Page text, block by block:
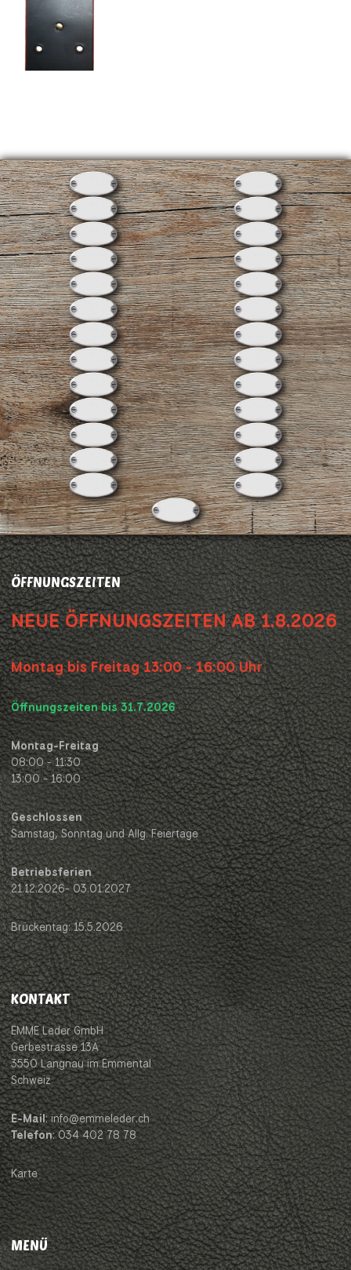
ÖFFNUNGSZEITEN
NEUE ÖFFNUNGSZEITEN AB 1.8.2026
Montag bis Freitag 13:00 - 16:00 Uhr
Öffnungszeiten bis 31.7.2026
Montag-Freitag
08:00 - 11:30
13:00 - 16:00
Geschlossen
Samstag, Sonntag und Allg. Feiertage
Betriebsferien
21.12.2026- 03.01.2027
Brückentag: 15.5.2026
KONTAKT
EMME Leder GmbH
Gerbestrasse 13A
3550 Langnau im Emmental
Schweiz
E-Mail: info@emmeleder.ch
Telefon: 034 402 78 78
Karte
MENÜ